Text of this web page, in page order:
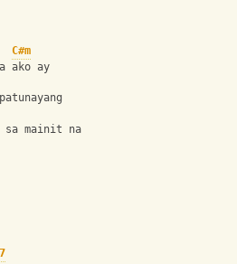
C#m
ako ay
sa mainit na